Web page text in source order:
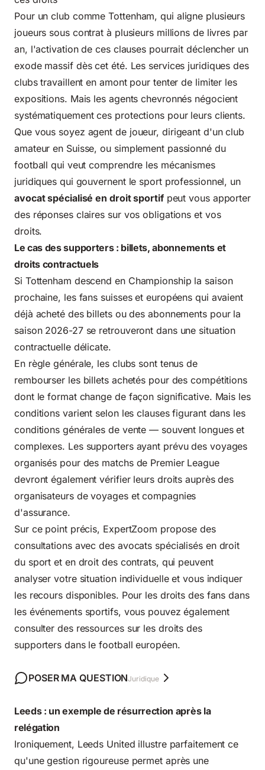
Pour un club comme Tottenham, qui aligne plusieurs
joueurs sous contrat à plusieurs millions de livres par
an, l'activation de ces clauses pourrait déclencher un
exode massif dès cet été. Les services juridiques des
clubs travaillent en amont pour tenter de limiter les
expositions. Mais les agents chevronnés négocient
systématiquement ces protections pour leurs clients.
Que vous soyez agent de joueur, dirigeant d'un club
amateur en Suisse, ou simplement passionné du
football qui veut comprendre les mécanismes
juridiques qui gouvernent le sport professionnel, un
avocat spécialisé en droit sportifpeut vous apporter
des réponses claires sur vos obligations et vos
droits.
Le cas des supporters : billets, abonnements et
droits contractuels
Si Tottenham descend en Championship la saison
prochaine, les fans suisses et européens qui avaient
déjà acheté des billets ou des abonnements pour la
saison 2026-27 se retrouveront dans une situation
contractuelle délicate.
En règle générale, les clubs sont tenus de
rembourser les billets achetés pour des compétitions
dont le format change de façon significative. Mais les
conditions varient selon les clauses figurant dans les
conditions générales de vente — souvent longues et
complexes. Les supporters ayant prévu des voyages
organisés pour des matchs de Premier League
devront également vérifier leurs droits auprès des
organisateurs de voyages et compagnies
d'assurance.
Sur ce point précis, ExpertZoom propose des
consultations avec des avocats spécialisés en droit
du sport et en droit des contrats, qui peuvent
analyser votre situation individuelle et vous indiquer
les recours disponibles. Pour les droits des fans dans
les événements sportifs, vous pouvez également
consulter des ressources sur les droits des
supporters dans le football européen.
POSER MA QUESTIONJuridique
Leeds : un exemple de résurrection après la
relégation
Ironiquement, Leeds United illustre parfaitement ce
qu'une gestion rigoureuse permet après une